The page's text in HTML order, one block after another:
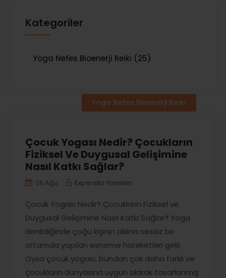
Kategoriler
Yoga Nefes Bioenerji Reıkı (25)
Yoga Nefes Bioenerji Reıkı
Çocuk Yogası Nedir? Çocukların
Fiziksel Ve Duygusal Gelişimine
Nasıl Katkı Sağlar?
06 Ağu Expersito Yönetim
Çocuk Yogası Nedir? Çocukların Fiziksel ve
Duygusal Gelişimine Nasıl Katkı Sağlar? Yoga
denildiğinde çoğu kişinin aklına sessiz bir
ortamda yapılan esneme hareketleri gelir.
Oysa çocuk yogası, bundan çok daha farklı ve
çocukların dünyasına uygun olarak tasarlanmış